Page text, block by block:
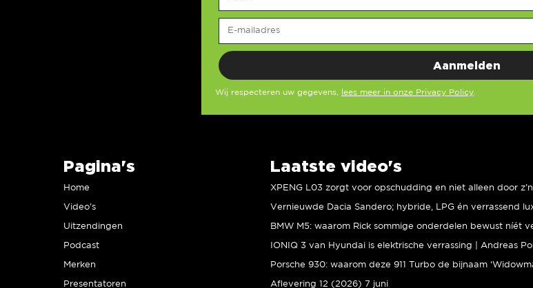
Wij respecteren uw gegevens, lees meer in onze Privacy Policy
Pagina's
Home
Video’s
Uitzendingen
Podcast
Merken
Presentatoren
Laatste video's
IONIQ 3 van Hyundai is elektrische verrassing | Andreas Pol
Aflevering 12 (2026) 7 juni